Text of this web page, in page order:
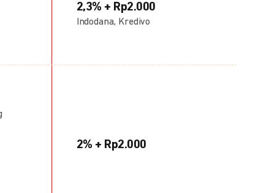
2,3% + Rp2.000
Indodana, Kredivo
2% + Rp2.000